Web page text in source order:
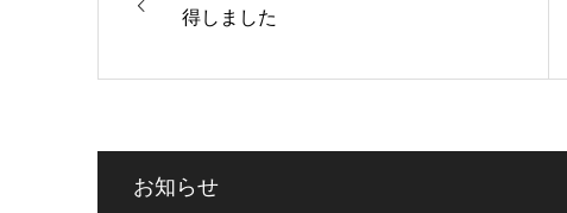
得しました
お知らせ